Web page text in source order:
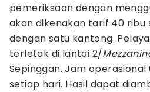
pemeriksaan dengan
akan dikenakan tarif 40 ribu
dengan satu kantong.
terletak di lantai 2/
Sepinggan. Jam operasional
setiap hari. Hasil dapat